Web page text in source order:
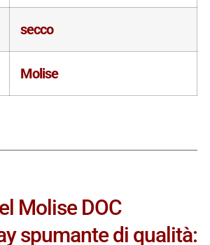
secco
Molise
Molise DOC
spumante di qualità: